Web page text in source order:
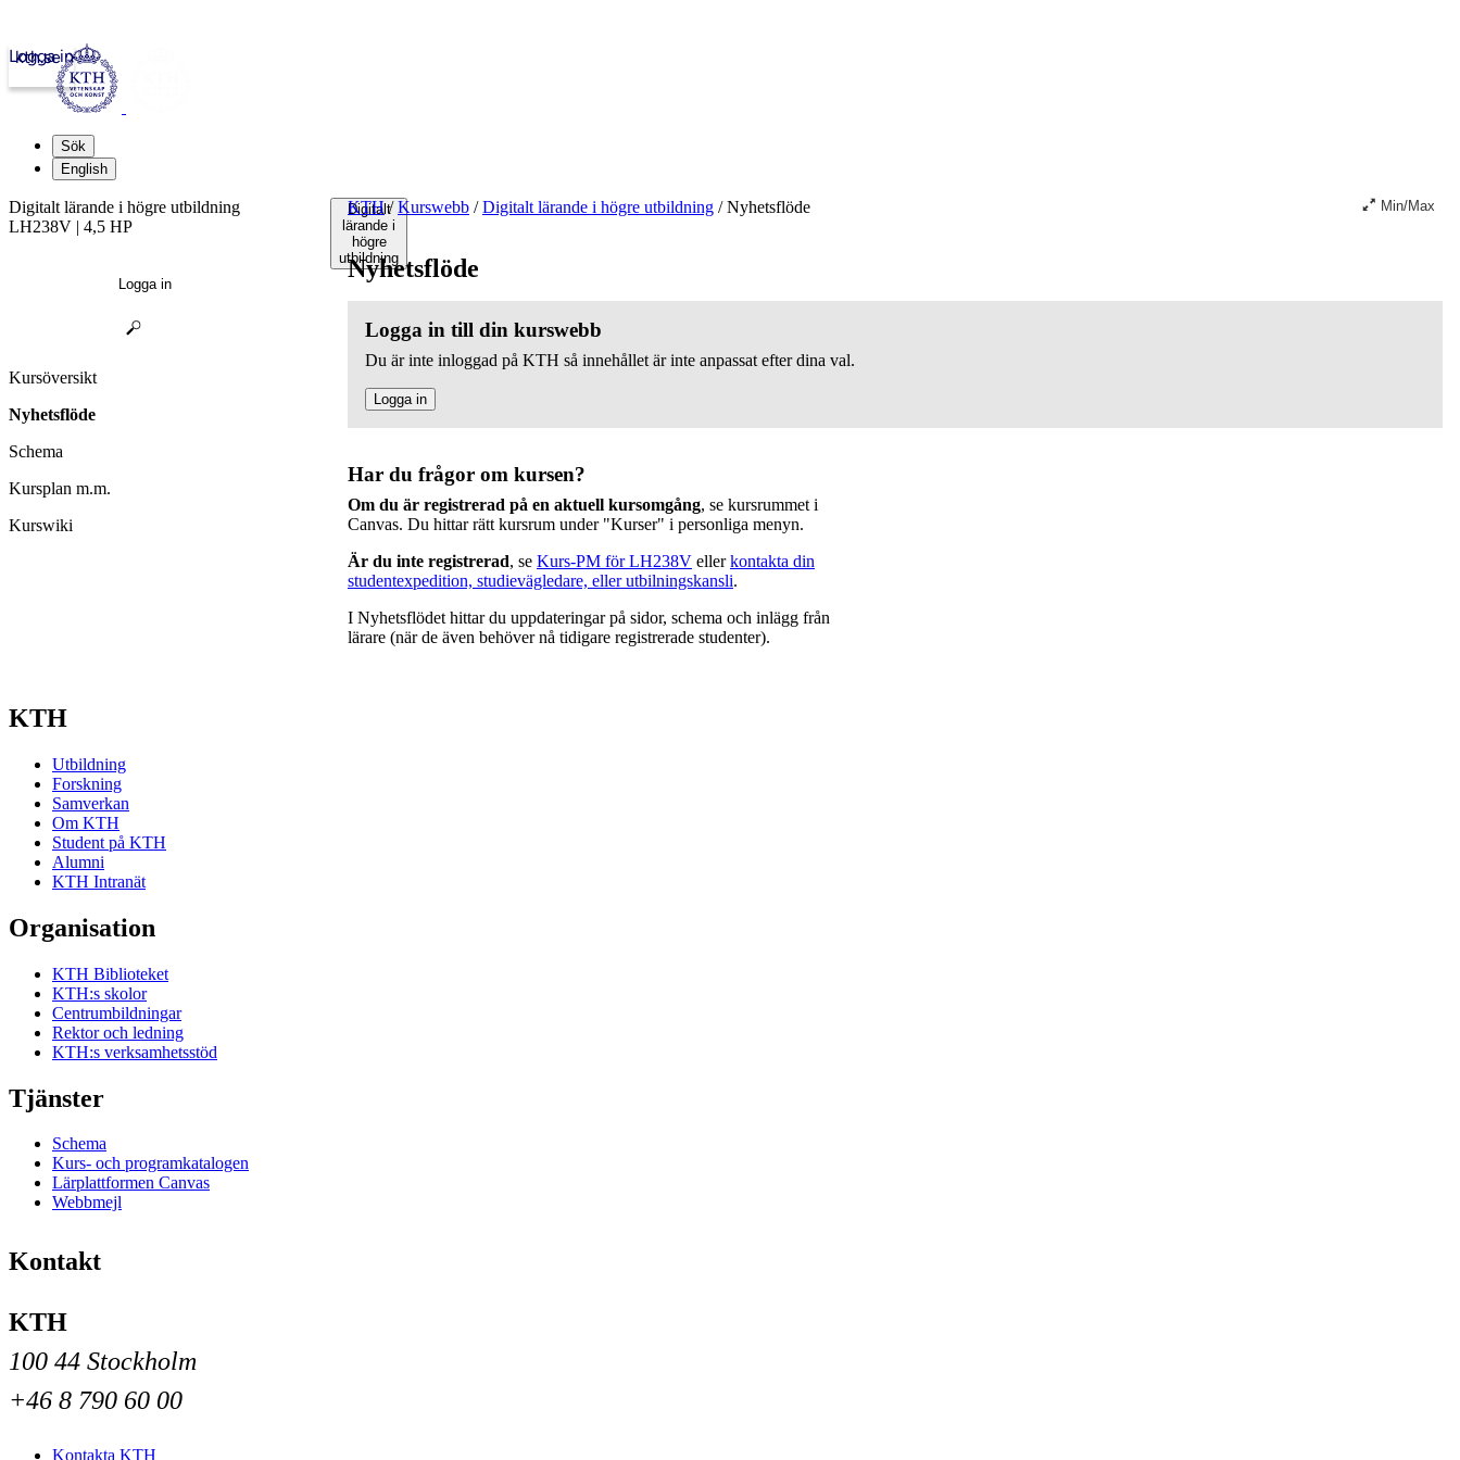
kth.se
Logga in
Sök
English
Digitalt
lärande i
högre
utbildning
KTH / Kurswebb / Digitalt lärande i högre utbildning /Nyhetsflöde Min/Max
Nyhetsflöde
Logga in till din kurswebb
Du är inte inloggad på KTH så innehållet är inte anpassat efter dina val.
Logga in
Har du frågor om kursen?
Om du är registrerad på en aktuell kursomgång, se kursrummet i
Canvas. Du hittar rätt kursrum under "Kurser" i personliga menyn.
Är du inte registrerad, se Kurs-PM för LH238V ellerkontakta din
studentexpedition, studievägledare, eller utbilningskansli.
I Nyhetsflödet hittar du uppdateringar på sidor, schema och inlägg från
lärare (när de även behöver nå tidigare registrerade studenter).
Digitalt lärande i högre utbildning
LH238V | 4,5 HP
Logga in
Kursöversikt
Nyhetsflöde
Schema
Kursplan m.m.
Kurswiki
KTH
Utbildning
Forskning
Samverkan
Om KTH
Student på KTH
Alumni
KTH Intranät
Organisation
KTH Biblioteket
KTH:s skolor
Centrumbildningar
Rektor och ledning
KTH:s verksamhetsstöd
Tjänster
Schema
Kurs- och programkatalogen
Lärplattformen Canvas
Webbmejl
Kontakt
KTH
100 44 Stockholm
+46 8 790 60 00
Kontakta KTH